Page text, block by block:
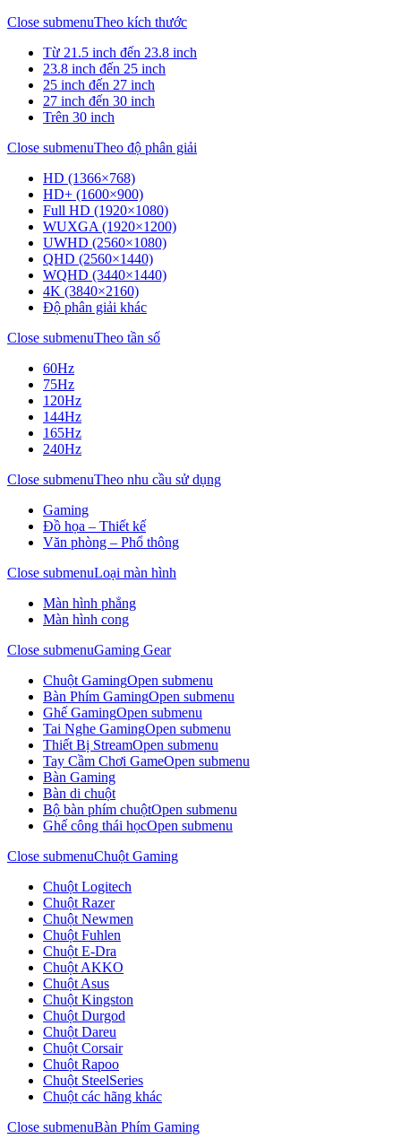
Close submenuTheo kích thước
Từ 21.5 inch đến 23.8 inch
23.8 inch đến 25 inch
25 inch đến 27 inch
27 inch đến 30 inch
Trên 30 inch
Close submenuTheo độ phân giải
HD (1366×768)
HD+ (1600×900)
Full HD (1920×1080)
WUXGA (1920×1200)
UWHD (2560×1080)
QHD (2560×1440)
WQHD (3440×1440)
4K (3840×2160)
Độ phân giải khác
Close submenuTheo tần số
60Hz
75Hz
120Hz
144Hz
165Hz
240Hz
Close submenuTheo nhu cầu sử dụng
Gaming
Đồ họa – Thiết kế
Văn phòng – Phổ thông
Close submenuLoại màn hình
Màn hình phẳng
Màn hình cong
Close submenuGaming Gear
Chuột GamingOpen submenu
Bàn Phím GamingOpen submenu
Ghế GamingOpen submenu
Tai Nghe GamingOpen submenu
Thiết Bị StreamOpen submenu
Tay Cầm Chơi GameOpen submenu
Bàn Gaming
Bàn di chuột
Bộ bàn phím chuộtOpen submenu
Ghế công thái họcOpen submenu
Close submenuChuột Gaming
Chuột Logitech
Chuột Razer
Chuột Newmen
Chuột Fuhlen
Chuột E-Dra
Chuột AKKO
Chuột Asus
Chuột Kingston
Chuột Durgod
Chuột Dareu
Chuột Corsair
Chuột Rapoo
Chuột SteelSeries
Chuột các hãng khác
Close submenuBàn Phím Gaming